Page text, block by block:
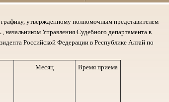
утвержденному полномочным представителем
Управления Судебного департамента в
Российской Федерации в Республике Алтай по
Месяц Время приема